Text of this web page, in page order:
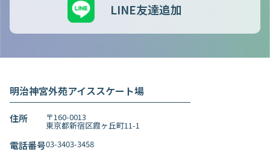
LINE友達追加
明治神宮外苑アイススケート場
住所 〒160-0013
東京都新宿区霞ヶ丘町11-1
電話番号03-3403-3458